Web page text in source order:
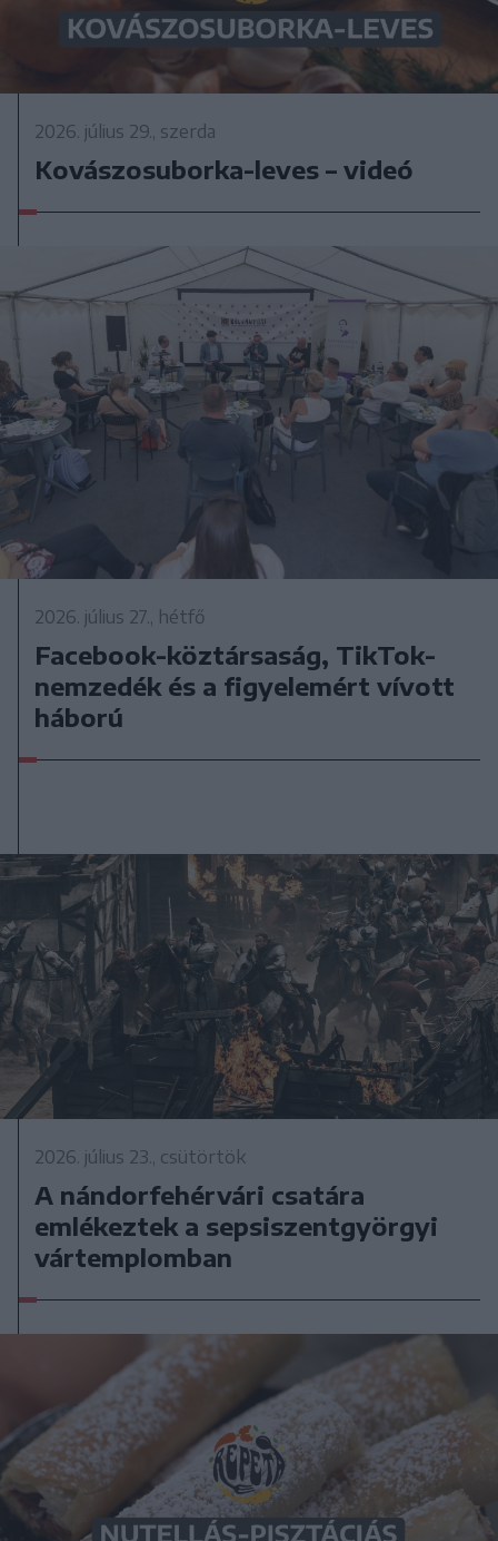
2026. július 29., szerda
Kovászosuborka-leves – videó
2026. július 27., hétfő
Facebook-köztársaság, TikTok-
nemzedék és a figyelemért vívott
háború
2026. július 23., csütörtök
A nándorfehérvári csatára
emlékeztek a sepsiszentgyörgyi
vártemplomban